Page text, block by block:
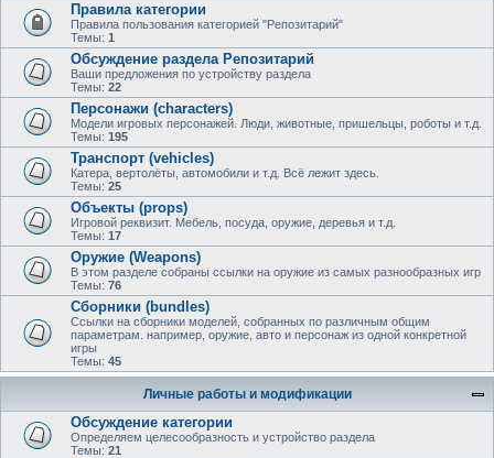
Правила категории
Правила пользования категорией "Репозитарий"
Темы: 1
Обсуждение раздела Репозитарий
Ваши предложения по устройству раздела
Темы: 22
Персонажи (characters)
Модели игровых персонажей. Люди, животные, пришельцы, роботы и т.д.
Темы: 195
Транспорт (vehicles)
Катера, вертолёты, автомобили и т.д. Всё лежит здесь.
Темы: 25
Объекты (props)
Игровой реквизит. Мебель, посуда, оружие, деревья и т.д.
Темы: 17
Оружие (Weapons)
В этом разделе собраны ссылки на оружие из самых разнообразных игр
Темы: 76
Сборники (bundles)
Ссылки на сборники моделей, собранных по различным общим
параметрам. например, оружие, авто и персонаж из одной конкретной
игры
Темы: 45
Личные работы и модификации
Обсуждение категории
Определяем целесообразность и устройство раздела
Темы: 21